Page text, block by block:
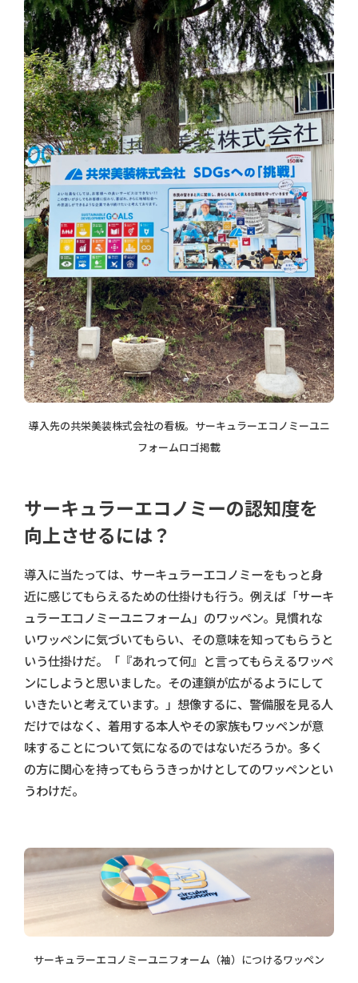
導入先の共栄美装株式会社の看板。サーキュラーエコノミーユニ
フォームロゴ掲載
サーキュラーエコノミーの認知度を
向上させるには？
導入に当たっては、サーキュラーエコノミーをもっと身
近に感じてもらえるための仕掛けも行う。例えば「サーキ
ュラーエコノミーユニフォーム」のワッペン。見慣れな
いワッペンに気づいてもらい、その意味を知ってもらうと
いう仕掛けだ。「『あれって何』と言ってもらえるワッペ
ンにしようと思いました。その連鎖が広がるようにして
いきたいと考えています。」想像するに、警備服を見る人
だけではなく、着用する本人やその家族もワッペンが意
味することについて気になるのではないだろうか。多く
の方に関心を持ってもらうきっかけとしてのワッペンとい
うわけだ。
サーキュラーエコノミーユニフォーム（袖）につけるワッペン